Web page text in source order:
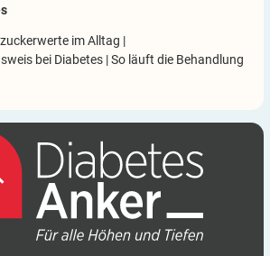
im Alltag |
bei Diabetes |So läuft die Behandlung